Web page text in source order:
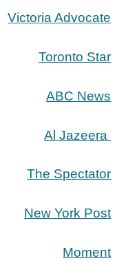
Victoria Advocate
Toronto Star
ABC News
The Spectator
New York Post
Moment